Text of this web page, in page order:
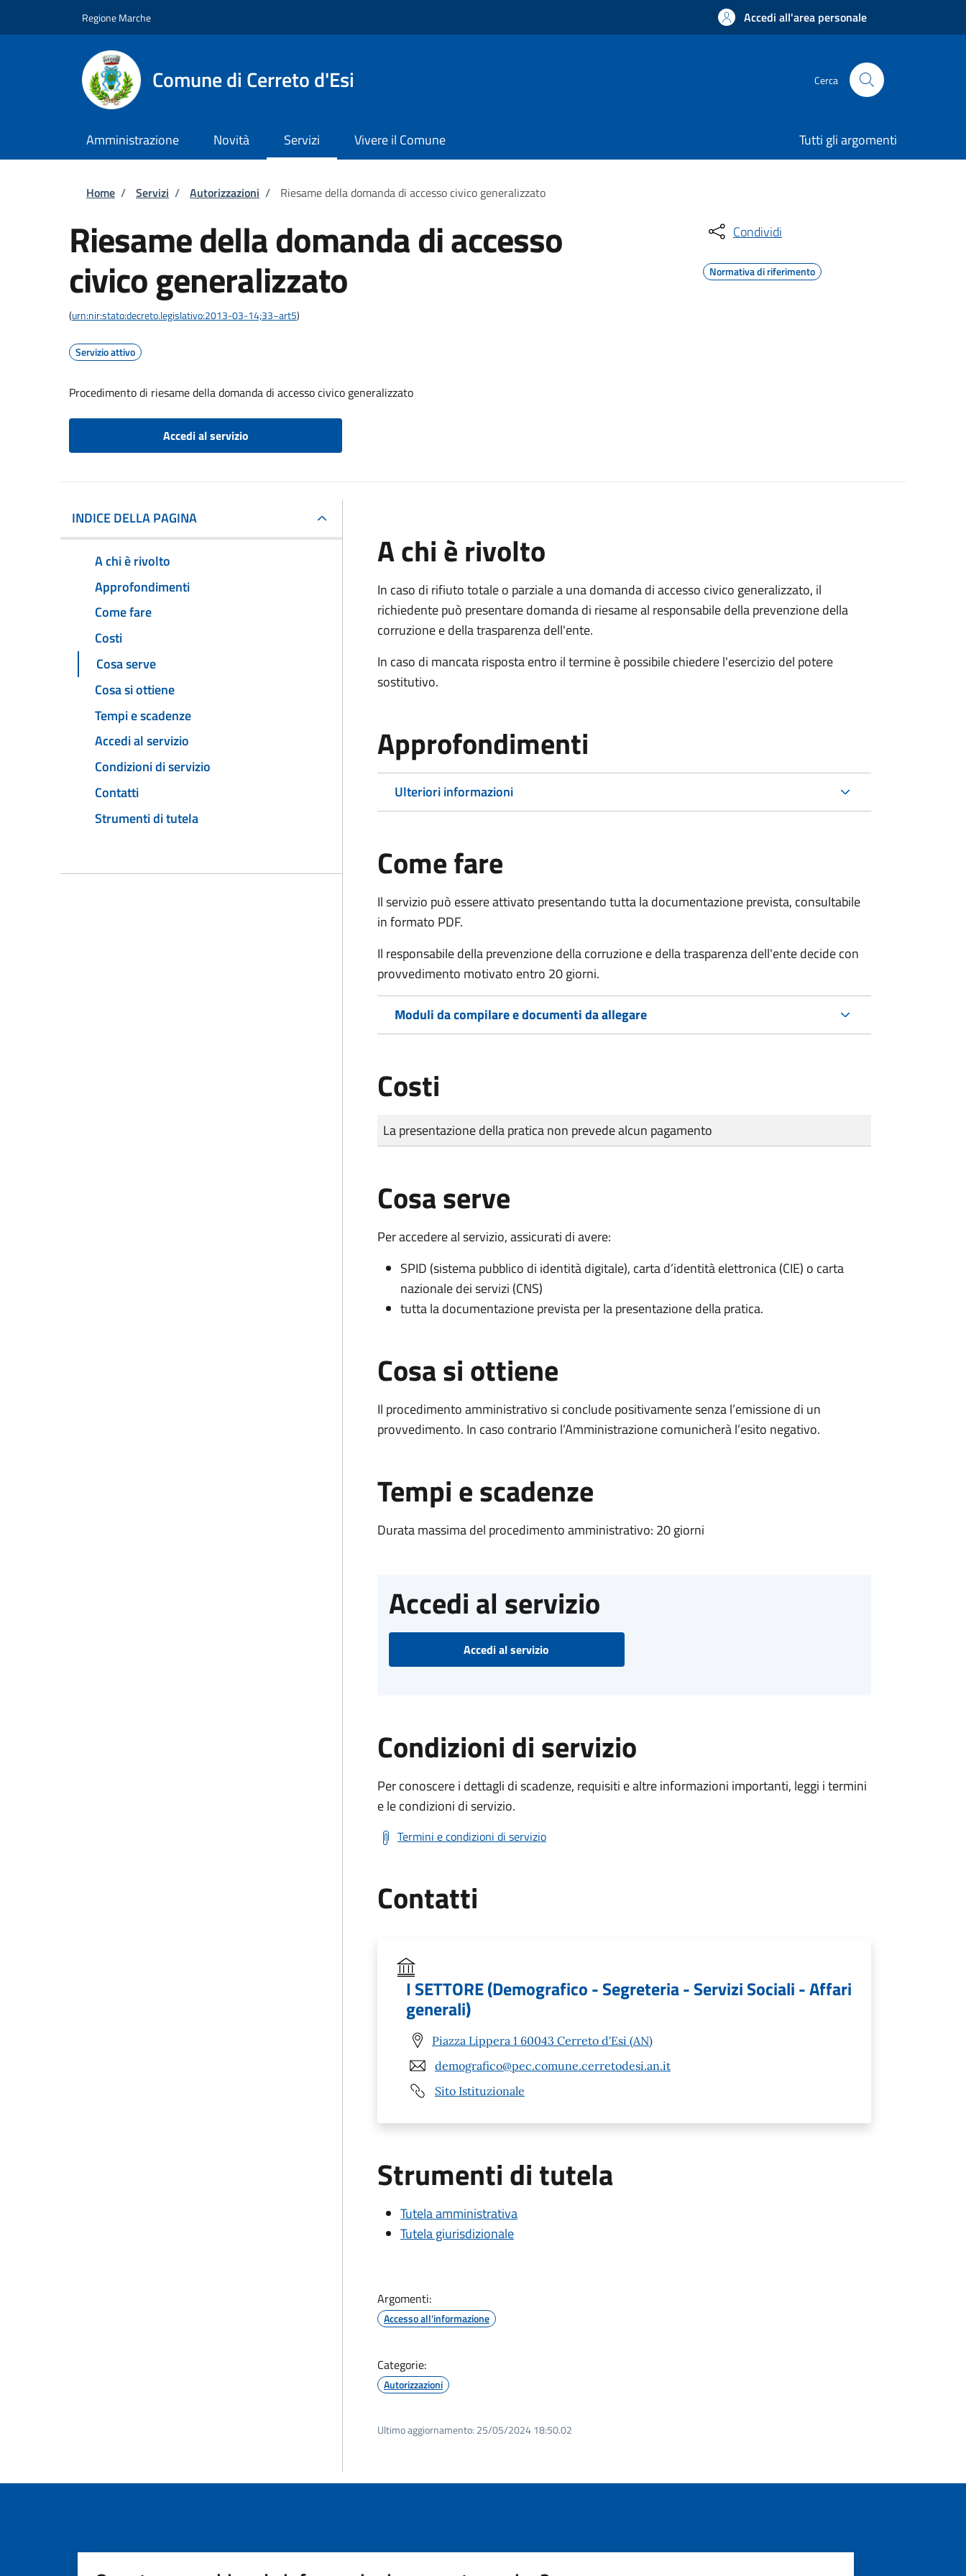
Regione Marche Accedi all'area personale
Comune di Cerreto d'Esi Cerca
Amministrazione Novità Servizi Vivere il Comune Tutti gli argomenti
Briciole di pane
Home / Servizi / Autorizzazioni / Riesame della domanda di accesso civico generalizzato
Riesame della domanda di accesso
civico generalizzato
(urn:nir:stato:decreto.legislativo:2013-03-14;33~art5)
Servizio attivo
Procedimento di riesame della domanda di accesso civico generalizzato
Accedi al servizio
Condividi
Normativa di riferimento
INDICE DELLA PAGINA
A chi è rivolto
Approfondimenti
Come fare
Costi
Cosa serve
Cosa si ottiene
Tempi e scadenze
Accedi al servizio
Condizioni di servizio
Contatti
Strumenti di tutela
A chi è rivolto
In caso di rifiuto totale o parziale a una domanda di accesso civico generalizzato, il
richiedente può presentare domanda di riesame al responsabile della prevenzione della
corruzione e della trasparenza dell'ente.
In caso di mancata risposta entro il termine è possibile chiedere l'esercizio del potere
sostitutivo.
Approfondimenti
Ulteriori informazioni
Come fare
Il servizio può essere attivato presentando tutta la documentazione prevista, consultabile
in formato PDF.
Il responsabile della prevenzione della corruzione e della trasparenza dell'ente decide con
provvedimento motivato entro 20 giorni.
Moduli da compilare e documenti da allegare
Costi
Tipo di pagamento
Importo
La presentazione della pratica non prevede alcun pagamento
Cosa serve
Per accedere al servizio, assicurati di avere:
SPID (sistema pubblico di identità digitale), carta d’identità elettronica (CIE) o carta
nazionale dei servizi (CNS)
tutta la documentazione prevista per la presentazione della pratica.
Cosa si ottiene
Il procedimento amministrativo si conclude positivamente senza l’emissione di un
provvedimento. In caso contrario l’Amministrazione comunicherà l’esito negativo.
Tempi e scadenze
Durata massima del procedimento amministrativo: 20 giorni
Accedi al servizio
Accedi al servizio
Condizioni di servizio
Per conoscere i dettagli di scadenze, requisiti e altre informazioni importanti, leggi i termini
e le condizioni di servizio.
Termini e condizioni di servizio
Contatti
I SETTORE (Demografico - Segreteria - Servizi Sociali - Affari
generali)
Piazza Lippera 1 60043 Cerreto d'Esi (AN)
demografico@pec.comune.cerretodesi.an.it
Sito Istituzionale
Strumenti di tutela
Tutela amministrativa
Tutela giurisdizionale
Argomenti:
Accesso all'informazione
Categorie:
Autorizzazioni
Ultimo aggiornamento: 25/05/2024 18:50.02